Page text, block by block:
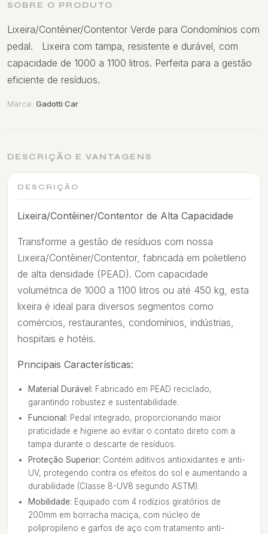
SOBRE O PRODUTO
Lixeira/Contêiner/Contentor Verde para Condomínios com
pedal. Lixeira com tampa, resistente e durável, com
capacidade de 1000 a 1100 litros. Perfeita para a gestão
eficiente de resíduos.
Marca: Gadotti Car
DESCRIÇÃO E VANTAGENS
DESCRIÇÃO
Lixeira/Contêiner/Contentor de Alta Capacidade
Transforme a gestão de resíduos com nossa
Lixeira/Contêiner/Contentor, fabricada em polietileno
de alta densidade (PEAD). Com capacidade
volumétrica de 1000 a 1100 litros ou até 450 kg, esta
lixeira é ideal para diversos segmentos como
comércios, restaurantes, condomínios, indústrias,
hospitais e hotéis.
Principais Características:
Material Durável: Fabricado em PEAD reciclado,
garantindo robustez e sustentabilidade.
Funcional: Pedal integrado, proporcionando maior
praticidade e higiene ao evitar o contato direto com a
tampa durante o descarte de resíduos.
Proteção Superior: Contém aditivos antioxidantes e anti-
UV, protegendo contra os efeitos do sol e aumentando a
durabilidade (Classe 8-UV8 segundo ASTM).
Mobilidade: Equipado com 4 rodízios giratórios de
200mm em borracha maciça, com núcleo de
polipropileno e garfos de aço com tratamento anti-